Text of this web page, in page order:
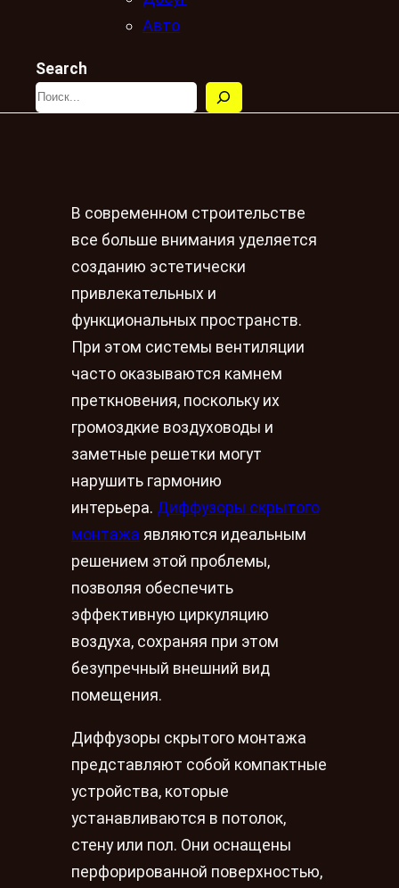
Авто
Search
В современном строительстве
все больше внимания уделяется
созданию эстетически
привлекательных и
функциональных пространств.
При этом системы вентиляции
часто оказываются камнем
преткновения, поскольку их
громоздкие воздуховоды и
заметные решетки могут
нарушить гармонию
интерьера. Диффузоры скрытого
монтажа являются идеальным
решением этой проблемы,
позволяя обеспечить
эффективную циркуляцию
воздуха, сохраняя при этом
безупречный внешний вид
помещения.
Диффузоры скрытого монтажа
представляют собой компактные
устройства, которые
устанавливаются в потолок,
стену или пол. Они оснащены
перфорированной поверхностью,